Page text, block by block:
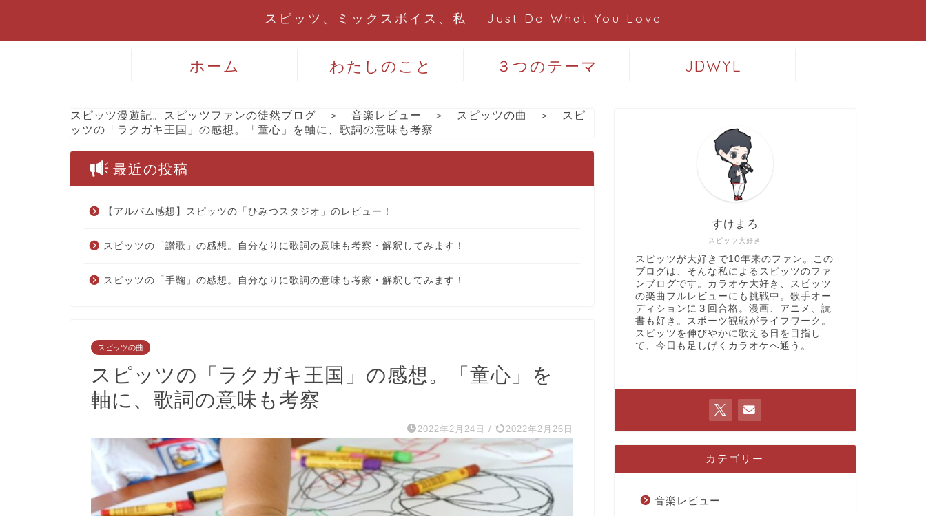
スピッツ、ミックスボイス、私 Just Do What You Love
ホーム わたしのこと ３つのテーマ JDWYL
スピッツ漫遊記。スピッツファンの徒然ブログ ＞ 音楽レビュー ＞ スピッツの曲 ＞
スピ
ッツの「ラクガキ王国」の感想。「童心」を軸に、歌詞の意味も考察
最近の投稿
【アルバム感想】スピッツの「ひみつスタジオ」のレビュー！
スピッツの「讃歌」の感想。自分なりに歌詞の意味も考察・解釈してみます！
スピッツの「手鞠」の感想。自分なりに歌詞の意味も考察・解釈してみます！
スピッツの曲
スピッツの「ラクガキ王国」の感想。「童心」を
軸に、歌詞の意味も考察
2022年2月24日 / 2022年2月26日
スピッツ大好き
すけまろ
スピッツが大好きで10年来のファン。この
ブログは、そんな私によるスピッツのファ
ンブログです。カラオケ大好き、スピッツ
の楽曲フルレビューにも挑戦中。歌手オー
ディションに３回合格。漫画、アニメ、読
書も好き。スポーツ観戦がライフワーク。
スピッツを伸びやかに歌える日を目指し
て、今日も足しげくカラオケへ通う。
カテゴリー
音楽レビュー